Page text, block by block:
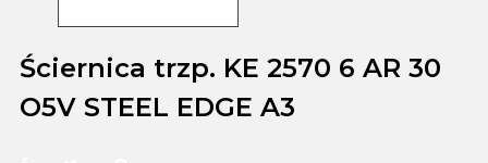
Ściernica trzp. KE 2570 6 AR 30
O5V STEEL EDGE A3